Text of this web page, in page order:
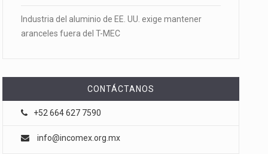
Industria del aluminio de EE. UU. exige mantener
aranceles fuera del T-MEC
CONTÁCTANOS
+52 664 627 7590
info@incomex.org.mx